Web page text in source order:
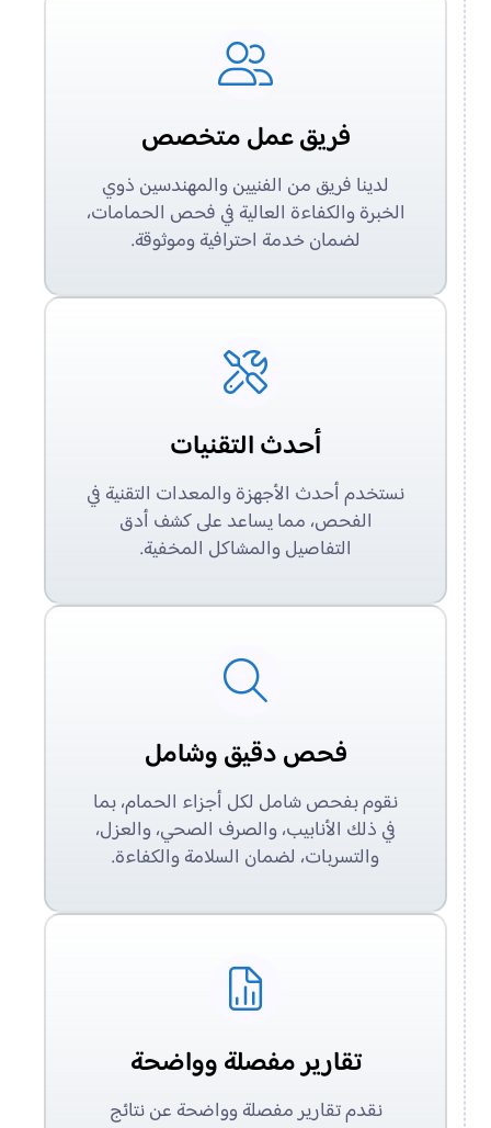
فريق عمل متخصص
لدينا فريق من الفنيين والمهندسين ذوي
الخبرة والكفاءة العالية في فحص الحمامات،
لضمان خدمة احترافية وموثوقة.
أحدث التقنيات
نستخدم أحدث الأجهزة والمعدات التقنية في
الفحص، مما يساعد على كشف أدق
التفاصيل والمشاكل المخفية.
فحص دقيق وشامل
نقوم بفحص شامل لكل أجزاء الحمام، بما
في ذلك الأنابيب، والصرف الصحي، والعزل،
والتسربات، لضمان السلامة والكفاءة.
تقارير مفصلة وواضحة
نقدم تقارير مفصلة وواضحة عن نتائج